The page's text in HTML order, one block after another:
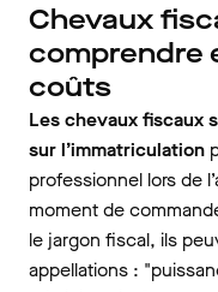
Chevaux
comprendre
coûts
Les chevaux fiscaux
sur l’immatriculation
professionnel lors de
moment de
le jargon fiscal, ils
appellations :